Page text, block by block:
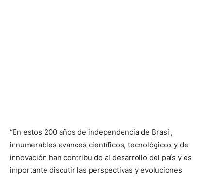
“En estos 200 años de independencia de Brasil,
innumerables avances científicos, tecnológicos y de
innovación han contribuido al desarrollo del país y es
importante discutir las perspectivas y evoluciones